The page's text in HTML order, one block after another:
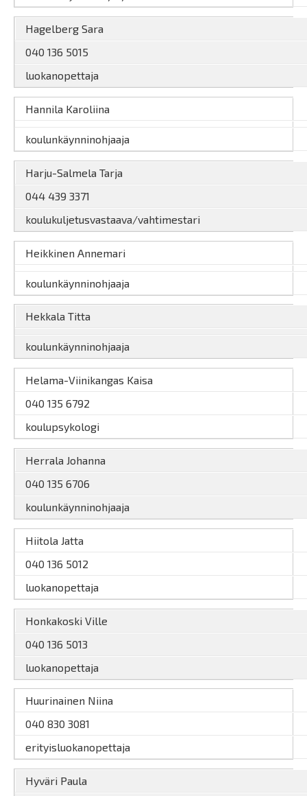
Hagelberg Sara
040 136 5015
luokanopettaja
Hannila Karoliina
koulunkäynninohjaaja
Harju-Salmela Tarja
044 439 3371
koulukuljetusvastaava/vahtimestari
Heikkinen Annemari
koulunkäynninohjaaja
Hekkala Titta
koulunkäynninohjaaja
Helama-Viinikangas Kaisa
040 135 6792
koulupsykologi
Herrala Johanna
040 135 6706
koulunkäynninohjaaja
Hiitola Jatta
040 136 5012
luokanopettaja
Honkakoski Ville
040 136 5013
luokanopettaja
Huurinainen Niina
040 830 3081
erityisluokanopettaja
Hyväri Paula